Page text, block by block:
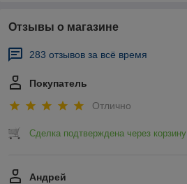
Отзывы о магазине
283 отзывов за всё время
Покупатель
Отлично
Сделка подтверждена через корзину
Андрей